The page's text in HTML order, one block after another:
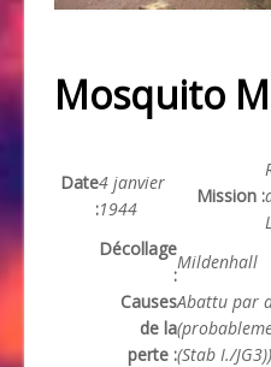
Mosquito
Date
:
4 janvier
1944
Mission :
Décollage
:
Mildenhall
Causes
de la
perte :
Abattu par
(Stab I./JG3))